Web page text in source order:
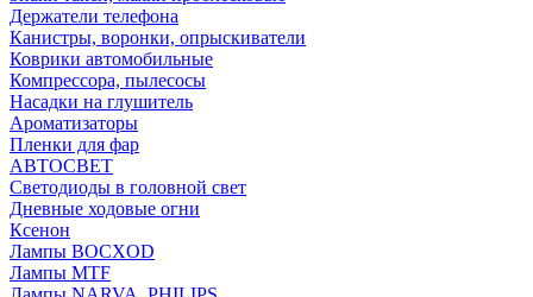
Держатели телефона
Канистры, воронки, опрыскиватели
Коврики автомобильные
Компрессора, пылесосы
Насадки на глушитель
Ароматизаторы
Пленки для фар
АВТОСВЕТ
Светодиоды в головной свет
Дневные ходовые огни
Ксенон
Лампы BOCXOD
Лампы MTF